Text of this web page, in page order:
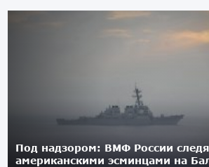
Под надзором: ВМФ России
американскими эсминцами на